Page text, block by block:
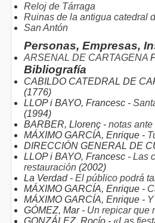
Reloj de Tárraga
Ruinas de la antigua catedral
San Antón
Personas, Empresas,
ARSENAL DE CARTAGENA
Bibliografía
CABILDO CATEDRAL DE
(1776)
LLOP i BAYO, Francesc -
(1994)
BARBER, Llorenç - notas
MÁXIMO GARCÍA, Enrique -
DIRECCIÓN GENERAL DE
LLOP i BAYO, Francesc - Las
restauración (2002)
La Verdad - El público podrá
MÁXIMO GARCÍA, Enrique -
MÁXIMO GARCÍA, Enrique -
GÓMEZ, Mar - Un repicar que
GONZÁLEZ, Rocío - «Las